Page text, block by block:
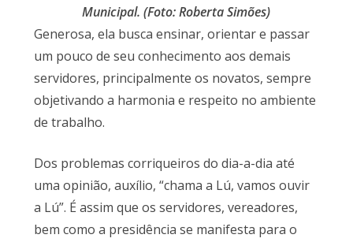
Municipal. (Foto: Roberta Simões)
Generosa, ela busca ensinar, orientar e passar
um pouco de seu conhecimento aos demais
servidores, principalmente os novatos, sempre
objetivando a harmonia e respeito no ambiente
de trabalho.
Dos problemas corriqueiros do dia-a-dia até
uma opinião, auxílio, “chama a Lú, vamos ouvir
a Lú”. É assim que os servidores, vereadores,
bem como a presidência se manifesta para o